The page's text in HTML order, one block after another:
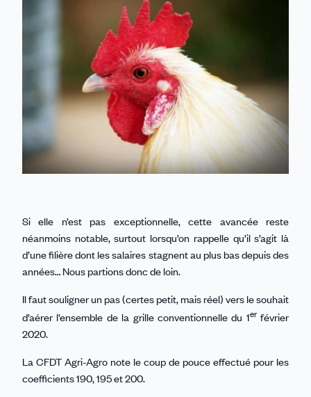
Si elle n’est pas exceptionnelle, cette avancée reste
néanmoins notable, surtout lorsqu’on rappelle qu’il s’agit là
d’une filière dont les salaires stagnent au plus bas depuis des
années… Nous partions donc de loin.
Il faut souligner un pas (certes petit, mais réel) vers le souhait
d’aérer l’ensemble de la grille conventionnelle du 1erfévrier
2020.
La CFDT Agri-Agro note le coup de pouce effectué pour les
coefficients 190, 195 et 200.